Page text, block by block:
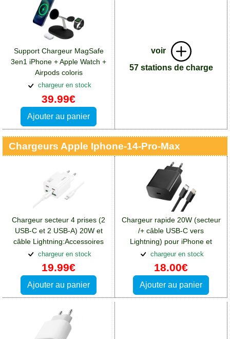
Support Chargeur MagSafe
3en1 iPhone + Apple Watch +
Airpods coloris
noir:Accessoires Apple iPhone
14 Pro Max
chargeur en stock
39.99€
Ajouter au panier
voir
57 stations de charge
Chargeurs Apple Iphone-14-Pro-Max
Chargeur secteur 4 prises (2
USB-C et 2 USB-A) 20W et
câble Lightning:Accessoires
Apple iPhone 14 Pro Max
chargeur en stock
19.99€
Ajouter au panier
Chargeur rapide 20W (secteur
/+ câble USB-C vers
Lightning) pour iPhone et
iPad:Accessoires Apple
iPhone 14 Pro Max
chargeur en stock
18.00€
Ajouter au panier